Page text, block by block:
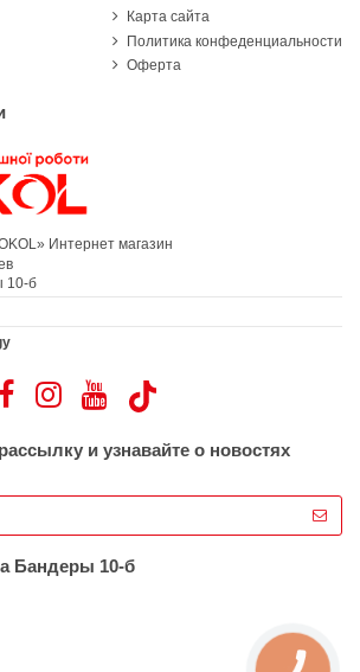
Карта сайта
Политика конфеденциальности
Оферта
Интернет магазин
10-б
и узнавайте о новостях
Бандеры 10-б
КНОПКА